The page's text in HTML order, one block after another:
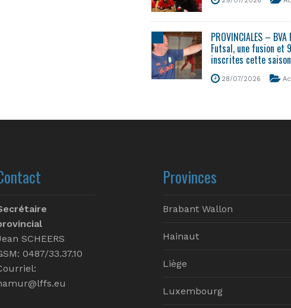
PROVINCIALES –
Futsal, une fusion et
inscrites cette saison
28/07/2026
SCHEERS
0487/33.37.10
Provinces
Brabant Wallon
Hainaut
Liège
Luxembourg